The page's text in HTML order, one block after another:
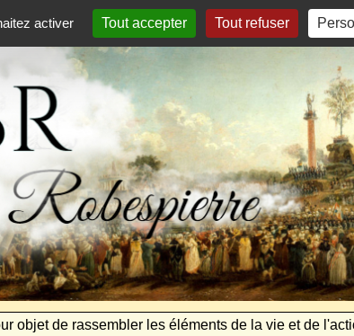
activer
Tout accepter Tout refuser
objet de rassembler les éléments de la vie et de